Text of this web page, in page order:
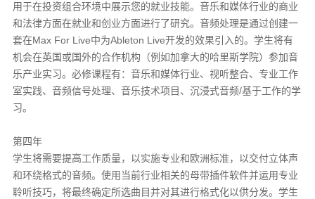
用于在投资组合环境中展示您的就业技能。音乐和媒体行业的商业
和法律方面在就业和创业方面进行了研究。音频处理是通过创建一
套在Max For Live中为Ableton Live开发的效果引入的。学生将有
机会在英国或国外的合作机构（例如加拿大的哈里斯学院）参加音
乐产业实习。必修课程有：音乐和媒体行业、视听整合、专业工作
室实践、音频信号处理、音乐技术项目、沉浸式音频/基于工作的学
习。
第四年
学生将需要提高工作质量，以实施专业和欧洲标准，以交付立体声
和环绕格式的音频。使用当前行业相关的母带插件软件并运用专业
聆听技巧，将最终确定所选曲目并对其进行格式化以供分发。学生